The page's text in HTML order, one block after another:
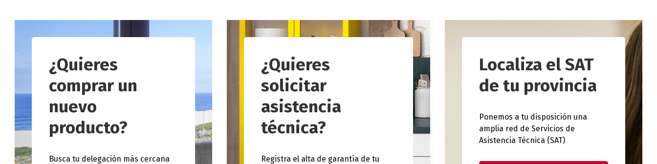
¿Quieres
comprar un
nuevo
producto?
Busca tu delegación más cercana
¿Quieres
solicitar
asistencia
técnica?
Registra el alta de garantía de tu
Localiza el SAT
de tu provincia
Ponemos a tu disposición una
amplia red de Servicios de
Asistencia Técnica (SAT)